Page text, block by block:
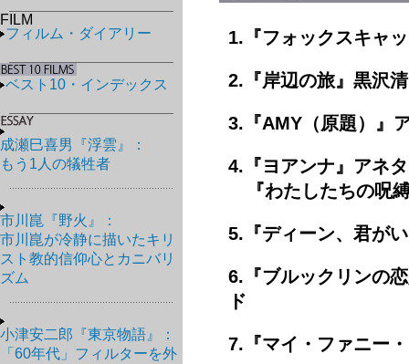
フィルム・ダイアリー
ベスト10・インデックス
成瀬巳喜男『浮雲』：
もう1人の犠牲者
市川崑『野火』：
市川崑が冷静に描いたキリ
スト教的信仰心とカニバリ
ズム
小津安二郎『東京物語』：
「60年代」フィルターを外
1.『フォックスキャ
2.『岸辺の旅』黒沢清
3.『AMY（原題）』
4.『ヨアンナ』アネ
『わたしたちの呪
5.『ディーン、君が
6.『ブルックリンの
ド
7.『マイ・ファニー